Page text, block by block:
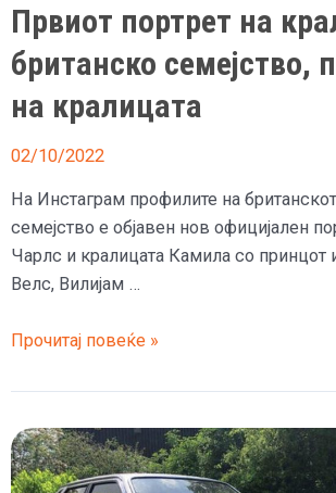
Првиот портрет на
британско семејство,
на кралицата
02/10/2022
На Инстаграм профилите на
семејство е објавен нов официјален
Чарлс и кралицата Камила со принцот
Велс, Вилијам …
Првиот
на
кралското
британско
семејство,
Прочитај повеќе »